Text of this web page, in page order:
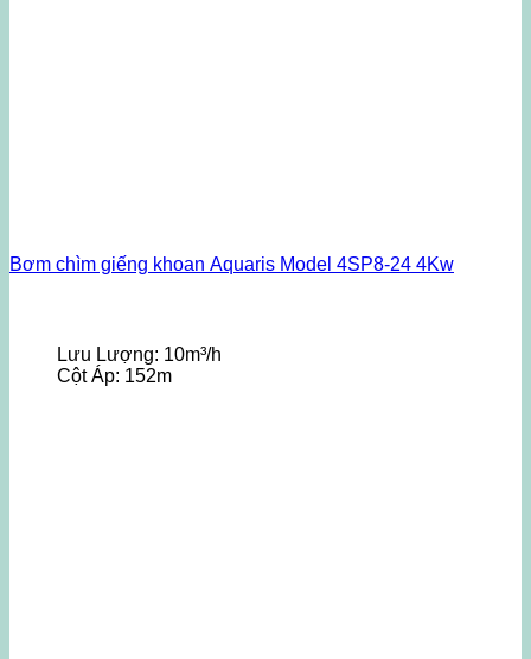
Bơm chìm giếng khoan Aquaris Model 4SP8-24 4Kw
Lưu Lượng: 10m³/h
Cột Áp: 152m